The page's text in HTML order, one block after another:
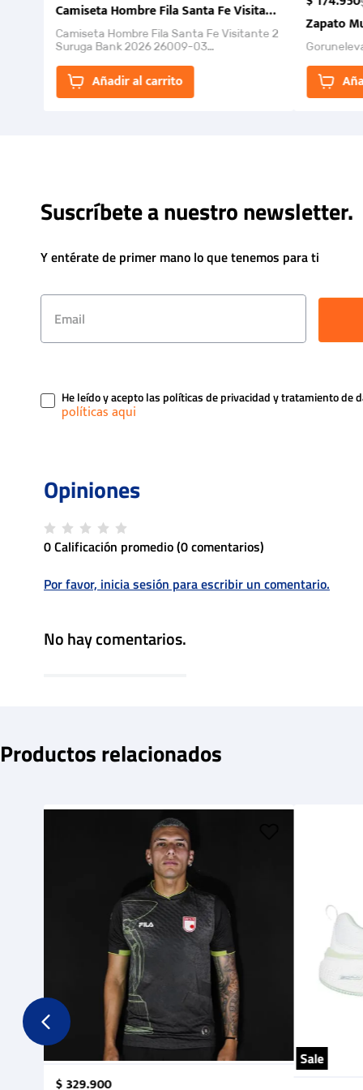
Camiseta Hombre Fila Santa Fe Visitante 2 Suruga
Camiseta Hombre Fila Santa Fe Visitante 2
Suruga Bank 2026 26009-03
la Et...
Añadir al carrito
Zapato
Suscríbete a nuestro newsletter.
Y entérate de primer mano lo que tenemos para ti
He leído y acepto las políticas de privacidad y tratamiento de
0 Calificación promedio(0 comentarios)
Por favor, inicia sesión para escribir un comentario.
No hay comentarios.
Productos relacionados
$329.900
Sale